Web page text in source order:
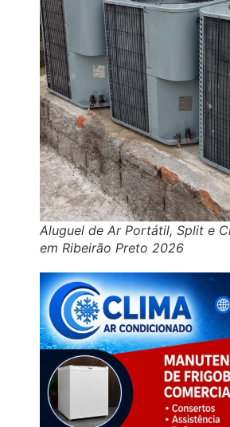
Aluguel de Ar Portátil, Split e
em Ribeirão Preto 2026